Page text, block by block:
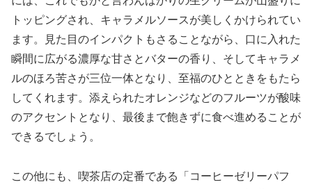
トッピングされ、キャラメルソースが美しくかけられてい
ます。見た目のインパクトもさることながら、口に入れた
瞬間に広がる濃厚な甘さとバターの香り、そしてキャラメ
ルのほろ苦さが三位一体となり、至福のひとときをもたら
してくれます。添えられたオレンジなどのフルーツが酸味
のアクセントとなり、最後まで飽きずに食べ進めることが
できるでしょう。
この他にも、喫茶店の定番である「コーヒーゼリーパフ